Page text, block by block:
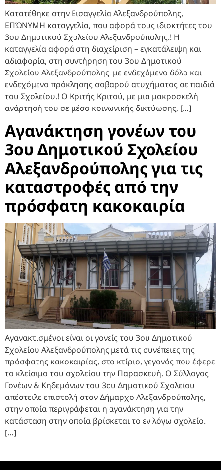
Κατατέθηκε στην Εισαγγελία Αλεξανδρούπολης,
ΕΠΏΝΥΜΗ καταγγελία, που αφορά τους ιδιοκτήτες του
3ου Δημοτικού Σχολείου Αλεξανδρούπολης.! Η
καταγγελία αφορά στη διαχείριση – εγκατάλειψη και
αδιαφορία, στη συντήρηση του 3ου Δημοτικού
Σχολείου Αλεξανδρούπολης, με ενδεχόμενο δόλο και
ενδεχόμενο πρόκλησης σοβαρού ατυχήματος σε παιδιά
του Σχολείου.! Ο Κριτής Κριτού, με μια μακροσκελή
ανάρτησή του σε μέσο κοινωνικής δικτύωσης, […]
Αγανάκτηση γονέων του
3ου Δημοτικού Σχολείου
Αλεξανδρούπολης για τις
καταστροφές από την
πρόσφατη κακοκαιρία
Αγανακτισμένοι είναι οι γονείς του 3ου Δημοτικού
Σχολείου Αλεξανδρούπολης μετά τις συνέπειες της
πρόσφατης κακοκαιρίας, στο κτίριο, γεγονός που έφερε
το κλείσιμο του σχολείου την Παρασκευή. Ο Σύλλογος
Γονέων & Κηδεμόνων του 3ου Δημοτικού Σχολείου
απέστειλε επιστολή στον Δήμαρχο Αλεξανδρούπολης,
στην οποία περιγράφεται η αγανάκτηση για την
κατάσταση στην οποία βρίσκεται το εν λόγω σχολείο.
[…]